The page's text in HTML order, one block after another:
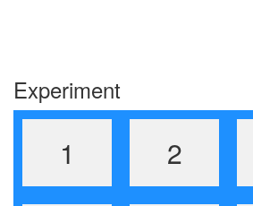
Experiment
1 2